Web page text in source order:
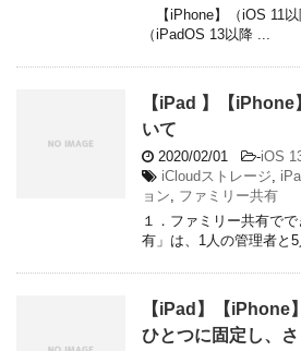
【iPhone】（iOS 11以
（iPadOS 13以降 ...
【iPad 】【
いて
2020/02/01 -iOS
iCloudストレージ,
ョン, ファミリー共有
１．ファミリー共有で
有」は、1人の管理者と
【iPad】【iPhone
ひとつに固定し、